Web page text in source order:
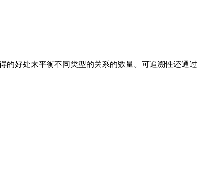
的好处来平衡不同类型的关系的数量。可追溯性还通过